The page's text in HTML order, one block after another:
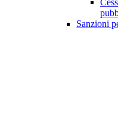
Sanzioni